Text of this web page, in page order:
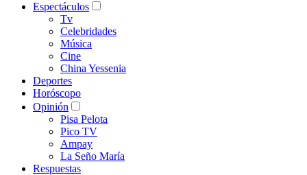
Espectáculos
Tv
Celebridades
Música
Cine
China Yessenia
Deportes
Horóscopo
Opinión
Pisa Pelota
Pico TV
Ampay
La Seño María
Respuestas